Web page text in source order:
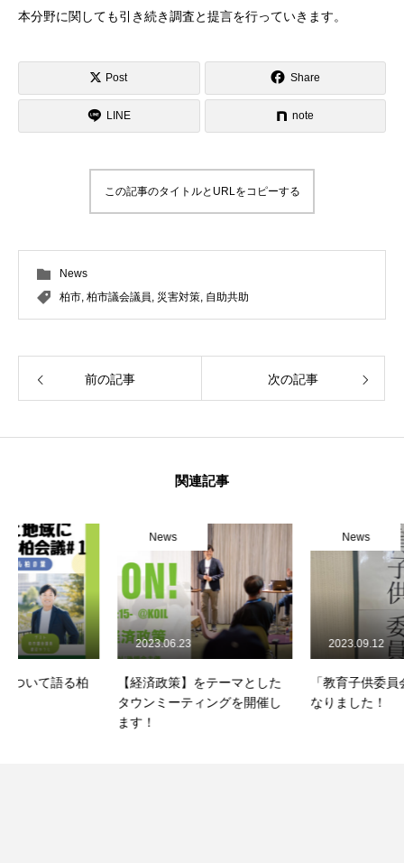
本分野に関しても引き続き調査と提言を行っていきます。
Post Share
LINE note
この記事のタイトルとURLをコピーする
News
柏市, 柏市議会議員, 災害対策, 自助共助
前の記事 次の記事
関連記事
News
【経済政策】をテーマとした
タウンミーティングを開催し
2023.06.23
「教育子供委員会」の所属と
なりました！
2023.09.12